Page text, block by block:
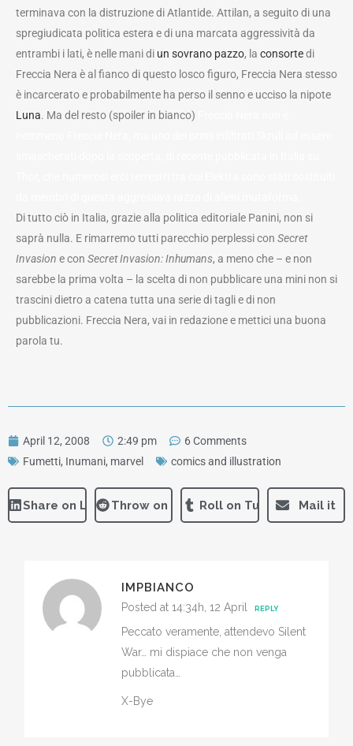
terminava con la distruzione di Atlantide. Attilan, a seguito di una
spregiudicata politica estera e di una marcata aggressività da
entrambi i lati, è nelle mani di un sovrano pazzo, la consortedi
Freccia Nera è al fianco di questo losco figuro, Freccia Nera stesso
è incarcerato e probabilmente ha perso il senno e ucciso la nipote
Luna. Ma del resto (spoiler in bianco)
Di tutto ciò in Italia, grazie alla politica editoriale Panini, non si
saprà nulla. E rimarremo tutti parecchio perplessi con Secret
Invasion e con Secret Invasion: Inhumans, a meno che – e non
sarebbe la prima volta – la scelta di non pubblicare una mini non si
trascini dietro a catena tutta una serie di tagli e di non
pubblicazioni. Freccia Nera, vai in redazione e mettici una buona
parola tu.
April 12, 2008 2:49 pm
6 Comments
Fumetti, Inumani, marvel comics and illustration
Share on LinkedInThrow on RedditRoll on Tumblr Mail it
IMPBIANCO
Posted at 14:34h, 12 April REPLY
Peccato veramente, attendevo Silent
War… mi dispiace che non venga
pubblicata…
X-Bye